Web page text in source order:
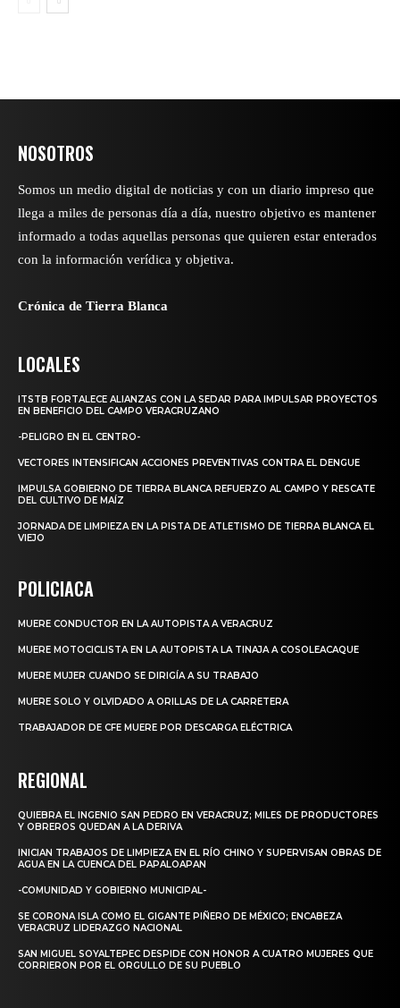
NOSOTROS
Somos un medio digital de noticias y con un diario impreso que
llega a miles de personas día a día, nuestro objetivo es mantener
informado a todas aquellas personas que quieren estar enterados
con la información verídica y objetiva.
Crónica de Tierra Blanca
LOCALES
ITSTB FORTALECE ALIANZAS CON LA SEDAR PARA IMPULSAR PROYECTOS
EN BENEFICIO DEL CAMPO VERACRUZANO
-PELIGRO EN EL CENTRO-
VECTORES INTENSIFICAN ACCIONES PREVENTIVAS CONTRA EL DENGUE
IMPULSA GOBIERNO DE TIERRA BLANCA REFUERZO AL CAMPO Y RESCATE
DEL CULTIVO DE MAÍZ
JORNADA DE LIMPIEZA EN LA PISTA DE ATLETISMO DE TIERRA BLANCA EL
VIEJO
POLICIACA
MUERE CONDUCTOR EN LA AUTOPISTA A VERACRUZ
MUERE MOTOCICLISTA EN LA AUTOPISTA LA TINAJA A COSOLEACAQUE
MUERE MUJER CUANDO SE DIRIGÍA A SU TRABAJO
MUERE SOLO Y OLVIDADO A ORILLAS DE LA CARRETERA
TRABAJADOR DE CFE MUERE POR DESCARGA ELÉCTRICA
REGIONAL
QUIEBRA EL INGENIO SAN PEDRO EN VERACRUZ; MILES DE PRODUCTORES
Y OBREROS QUEDAN A LA DERIVA
INICIAN TRABAJOS DE LIMPIEZA EN EL RÍO CHINO Y SUPERVISAN OBRAS DE
AGUA EN LA CUENCA DEL PAPALOAPAN
-COMUNIDAD Y GOBIERNO MUNICIPAL-
SE CORONA ISLA COMO EL GIGANTE PIÑERO DE MÉXICO; ENCABEZA
VERACRUZ LIDERAZGO NACIONAL
SAN MIGUEL SOYALTEPEC DESPIDE CON HONOR A CUATRO MUJERES QUE
CORRIERON POR EL ORGULLO DE SU PUEBLO